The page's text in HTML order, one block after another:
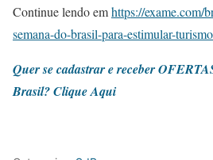
Continue lendo emhttps://exame.com/
semana-do-brasil-para-estimular-
Quer se cadastrar e receber
Brasil? Clique Aqui